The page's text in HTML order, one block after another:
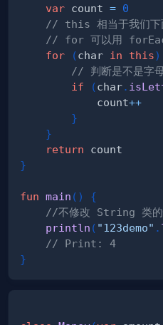
var count = 0
// this 相当于我们下
// for 可以用
for
(char in this)
// 判断是不是字母
if
(char.
            count
++
}
}
return
}
fun main ( )
{
//不修改 String 类的
println ( "123demo" .
// Print: 4
}